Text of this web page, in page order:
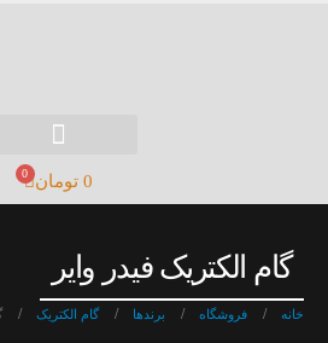
0 تومان 0
گام الکتریک فیدر وایر
خانه فروشگاه برندها گام الکتریک